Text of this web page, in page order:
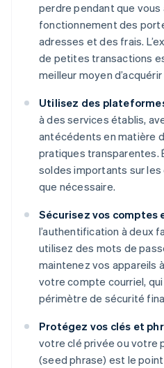
perdre pendant que vous
fonctionnement des
adresses et des frais.
de petites transactions
meilleur moyen
Utilisez des
à des services établis,
antécédents en matière
pratiques transparentes.
soldes importants sur
que nécessaire.
Sécurisez vos comptes
l’authentification à deux
utilisez des mots de
maintenez vos appareils
votre compte courriel,
périmètre de sécurité
Protégez vos clés et
votre clé privée ou votre
(seed phrase) est le point